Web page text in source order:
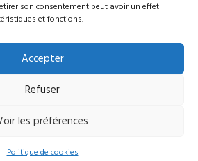
son consentement peut avoir un effet
et fonctions.
Accepter
Refuser
les préférences
Politique de cookies
de-stars.com